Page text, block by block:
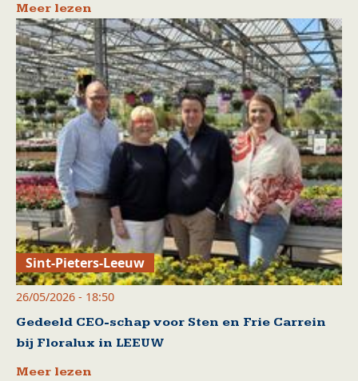
Meer lezen
Sint-Pieters-Leeuw
26/05/2026 - 18:50
Gedeeld CEO-schap voor Sten en Frie Carrein
bij Floralux in LEEUW
Meer lezen